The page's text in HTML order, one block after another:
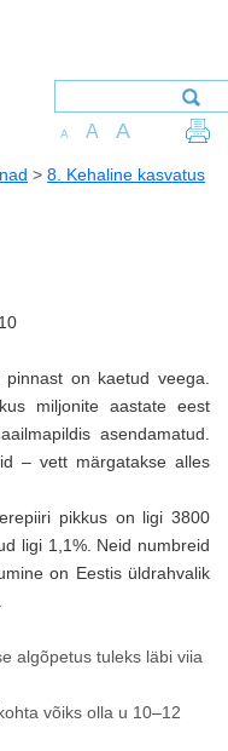
A A A
> 8. Kehaline kasvatus
on kaetud veega.
miljonite aastate eest
asendamatud.
– vett märgatakse alles
pikkus on ligi 3800
ligi 1,1%. Neid numbreid
on Eestis üldrahvalik
algõpetus tuleks läbi viia
võiks olla u 10–12